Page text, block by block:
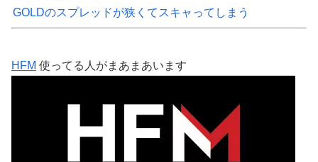
GOLDのスプレッドが狭くてスキャってしまう
HFM 使ってる人がまあまあいます